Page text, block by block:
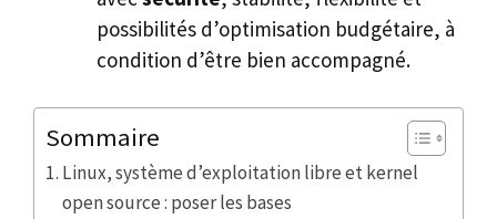
possibilités d’optimisation budgétaire, à
condition d’être bien accompagné.
Sommaire
Linux, système d’exploitation libre et kernel
open source : poser les bases